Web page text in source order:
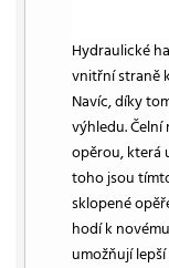
Hydraulické
vnitřní straně
Navíc, díky
výhledu.
opěrou, která
toho jsou
sklopené
hodí k
umožňují